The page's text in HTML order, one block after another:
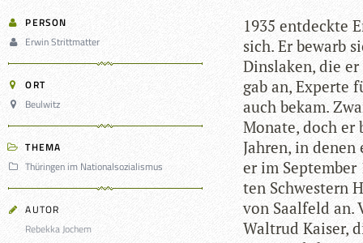
PERSON
Erwin Strittmatter
ORT
Beulwitz
THEMA
Thüringen im Nationalsozialismus
AUTOR
Rebekka Jochem
1935 ent­deckte
sich. Er bewarb
Dins­la­ken, die
gab an, Experte
auch bekam.
Monate, doch er
Jah­ren, in
er im
ten Schwes­tern
von Saal­feld an.
Wal­trud Kai­ser,